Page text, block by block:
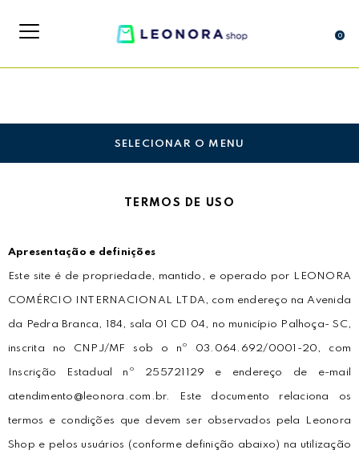
0
SELECIONAR O MENU
TERMOS DE USO
Apresentação e definições
Este site é de propriedade, mantido, e operado por LEONORA
COMÉRCIO INTERNACIONAL LTDA, com endereço na Avenida
da Pedra Branca, 184, sala 01 CD 04, no município Palhoça- SC,
inscrita no CNPJ/MF sob o nº 03.064.692/0001-20, com
Inscrição Estadual nº 255721129 e endereço de e-mail
atendimento@leonora.com.br. Este documento relaciona os
termos e condições que devem ser observados pela Leonora
Shop e pelos usuários (conforme definição abaixo) na utilização